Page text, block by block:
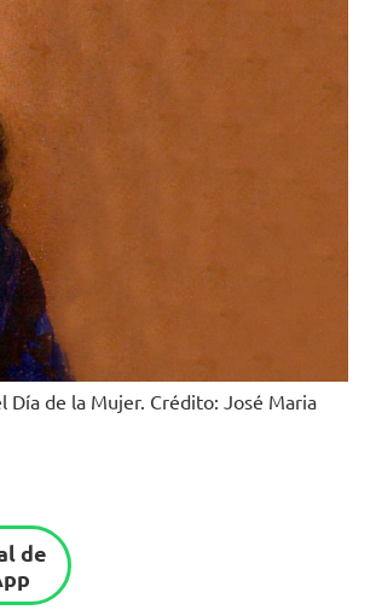
de la Mujer. Crédito: José Maria
de